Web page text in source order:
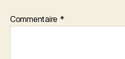
Commentaire *